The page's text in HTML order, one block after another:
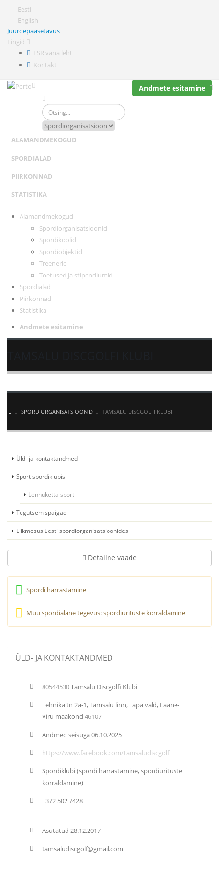
Eesti
English
Juurdepääsetavus
Lingid
ESR vana leht
Kontakt
Andmete esitamine
ALAMANDMEKOGUD
SPORDIALAD
PIIRKONNAD
STATISTIKA
Alamandmekogud
Spordiorganisatsioonid
Spordikoolid
Spordiobjektid
Treenerid
Toetused ja stipendiumid
Spordialad
Piirkonnad
Statistika
Andmete esitamine
SPORDIORGANISATSIOONID TAMSALU DISCGOLFI KLUBI
Üld- ja kontaktandmed
Sport spordiklubis
Lennuketta sport
Tegutsemispaigad
Liikmesus Eesti spordiorganisatsioonides
Detailne vaade
Spordi harrastamine
Muu spordialane tegevus: spordiürituste korraldamine
ÜLD- JA KONTAKTANDMED
80544530Tamsalu Discgolfi Klubi
Tehnika tn 2a-1, Tamsalu linn, Tapa vald, Lääne-
Viru maakond 46107
Andmed seisuga 06.10.2025
https://www.facebook.com/tamsaludiscgolf
Spordiklubi(spordi harrastamine, spordiürituste
korraldamine)
+372 502 7428
Asutatud 28.12.2017
tamsaludiscgolf@gmail.com